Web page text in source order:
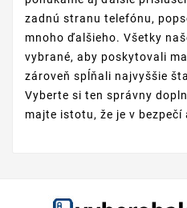
zadnú stranu telefónu,
mnoho ďalšieho. Všetky
vybrané, aby poskytovali
zároveň spĺňali najvyššie
Vyberte si ten správny
majte istotu, že je v bezpečí